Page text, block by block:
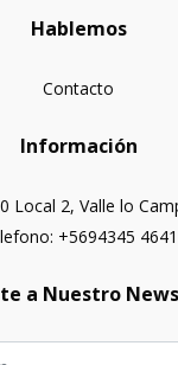
Hablemos
Contacto
Información
Local 2, Valle lo
+5694345 4641
a Nuestro